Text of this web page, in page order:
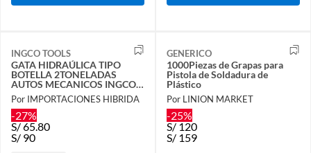
INGCO TOOLS
GATA HIDRAÚLICA TIPO
BOTELLA 2TONELADAS
AUTOS MECANICOS INGCO -
HBJ202
Por IMPORTACIONES HIBRIDA
-27%
S/65.80
S/ 90
GENERICO
1000Piezas de Grapas para
Pistola de Soldadura de
Plástico
Por LINION MARKET
-25%
S/ 120
S/ 159